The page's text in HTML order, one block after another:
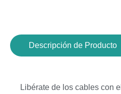
Descripción de Producto
Libérate de los cables con el